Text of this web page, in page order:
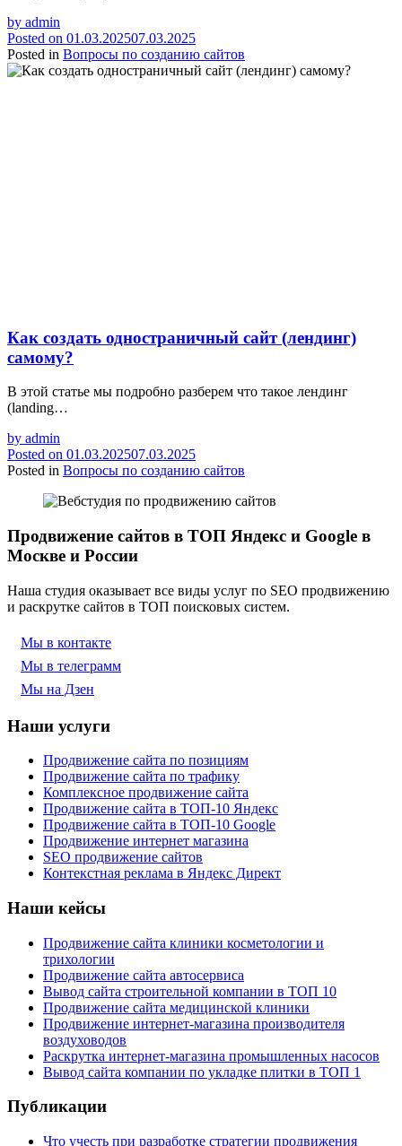
by admin
Posted on 01.03.202507.03.2025
Posted in Вопросы по созданию сайтов
Как создать одностраничный сайт (лендинг)
самому?
В этой статье мы подробно разберем что такое лендинг
(landing…
by admin
Posted on 01.03.202507.03.2025
Posted in Вопросы по созданию сайтов
Продвижение сайтов в ТОП Яндекс и Google в
Москве и России
Наша студия оказывает все виды услуг по SEO продвижению
и раскрутке сайтов в ТОП поисковых систем.
Мы в контакте
Мы в телеграмм
Мы на Дзен
Наши услуги
Продвижение сайта по позициям
Продвижение сайта по трафику
Комплексное продвижение сайта
Продвижение сайта в ТОП-10 Яндекс
Продвижение сайта в ТОП-10 Google
Продвижение интернет магазина
SEO продвижение сайтов
Контекстная реклама в Яндекс Директ
Наши кейсы
Продвижение сайта клиники косметологии и
трихологии
Продвижение сайта автосервиса
Вывод сайта строительной компании в ТОП 10
Продвижение сайта медицинской клиники
Продвижение интернет-магазина производителя
воздуховодов
Раскрутка интернет-магазина промышленных насосов
Вывод сайта компании по укладке плитки в ТОП 1
Публикации
Что учесть при разработке стратегии продвижения